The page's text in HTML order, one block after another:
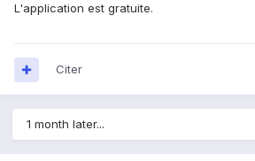
L'application est gratuite.
Citer
1 month later...